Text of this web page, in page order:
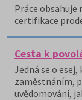
Práce obsahuje
certifikace
Cesta k
Jedná se o
zaměstnáním,
uvědomování,